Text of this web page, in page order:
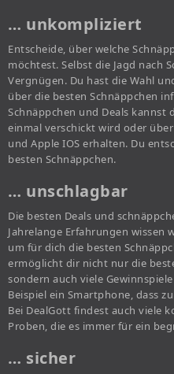
… unkompliziert
Entscheide, über welche
möchtest. Selbst die Jagd nach
Vergnügen. Du hast die Wahl
über die besten Schnäppchen
Schnäppchen und Deals kannst
einmal verschickt wird oder
und Apple IOS erhalten. Du
besten Schnäppchen.
… unschlagbar
Die besten Deals und
Jahrelange Erfahrungen wissen
um für dich die besten
ermöglicht dir nicht nur die
sondern auch viele
Beispiel ein Smartphone, dass
Bei DealGott findest auch viele
Proben, die es immer für ein
… sicher